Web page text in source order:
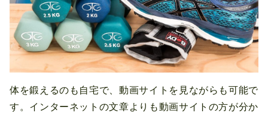
体を鍛えるのも自宅で、動画サイトを見ながらも可能で
す。インターネットの文章よりも動画サイトの方が分か